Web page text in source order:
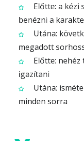
Előtte: a kézi
benézni a
Utána:
megadott
Előtte:
igazítani
Utána:
minden sorra